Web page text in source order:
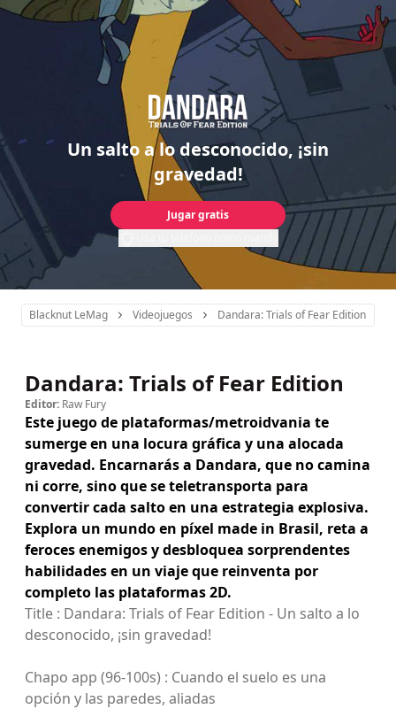
Un salto a lo desconocido, ¡sin
gravedad!
Jugar gratis
Blacknut LeMag Videojuegos Dandara: Trials of Fear Edition
Dandara: Trials of Fear Edition
Editor: Raw Fury
Este juego de plataformas/metroidvania te
sumerge en una locura gráfica y una alocada
gravedad. Encarnarás a Dandara, que no camina
ni corre, sino que se teletransporta para
convertir cada salto en una estrategia explosiva.
Explora un mundo en píxel made in Brasil, reta a
feroces enemigos y desbloquea sorprendentes
habilidades en un viaje que reinventa por
completo las plataformas 2D.
Title : Dandara: Trials of Fear Edition - Un salto a lo
desconocido, ¡sin gravedad!
Chapo app (96-100s) : Cuando el suelo es una
opción y las paredes, aliadas